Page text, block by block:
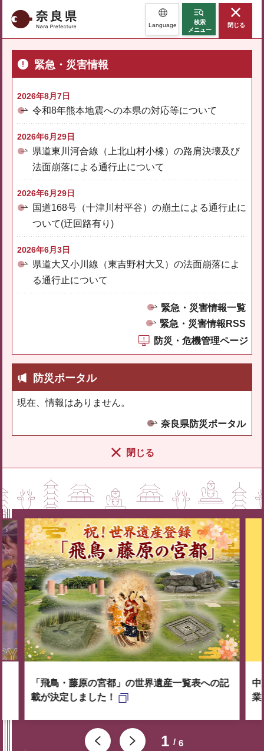
奈良県 Language
検索
メニュー
閉じる
緊急・災害情報
2026年8月7日
令和8年熊本地震への本県の対応等について
2026年6月29日
県道東川河合線（上北山村小橡）の路肩決壊及び
法面崩落による通行止について
2026年6月29日
国道168号（十津川村平谷）の崩土による通行止に
ついて(迂回路有り)
2026年6月3日
県道大又小川線（東吉野村大又）の法面崩落によ
る通行止について
緊急・災害情報一覧
緊急・災害情報RSS
防災・危機管理ページ
防災ポータル
現在、情報はありません。
奈良県防災ポータル
閉じる
1 6
「飛鳥・藤原の宮都」の世界遺産一覧表への記
載が決定しました！
中
業